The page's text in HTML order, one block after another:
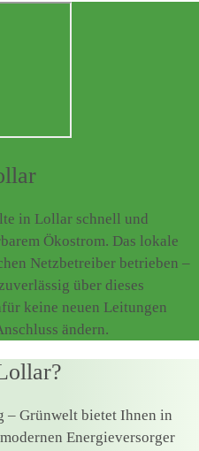
in Lollar schnell und
Ökostrom. Das lokale
Netzbetreiber betrieben –
über dieses
keine neuen Leitungen
ändern.
– Grünwelt bietet Ihnen in
Energieversorger